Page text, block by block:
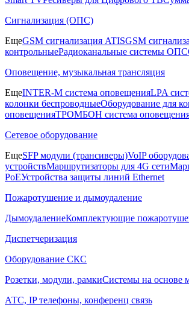
Сигнализация (ОПС)
ЕщеGSM сигнализация ATISGSM
контрольныеРадиоканальные системы ОПС
Оповещение, музыкальная трансляция
ЕщеINTER-M система оповещенияLPA
колонки беспроводныеОборудование для
оповещенияТРОМБОН система
Сетевое оборудование
ЕщеSFP модули (трансиверы)VoIP
устройствМаршрутизаторы для 4G сети
PoEУстройства защиты линий Ethernet
Пожаротушение и дымоудаление
ДымоудалениеКомплектующие
Диспетчеризация
Оборудование СКС
Розетки, модули, рамкиСистемы на основе
АТС, IP телефоны, конференц связь